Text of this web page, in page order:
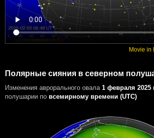
Movie in
Полярные сияния в северном
Изменения аврорального овала 1 февраля 2025
полушарии по всемирному времени (UTC)